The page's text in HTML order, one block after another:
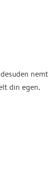
nemt
din egen.